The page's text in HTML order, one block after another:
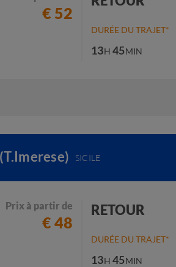
€ 52
DURÉE DU TRAJET*
13H 45MIN
SICILE
Prix à partir de
€ 48
RETOUR
DURÉE DU TRAJET*
13H 45MIN